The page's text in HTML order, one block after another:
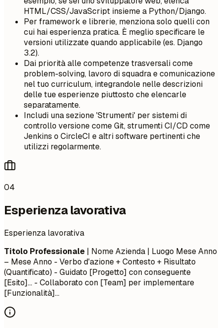
HTML/CSS/JavaScript insieme a Python/Django.
Per framework e librerie, menziona solo quelli con
cui hai esperienza pratica. È meglio specificare le
versioni utilizzate quando applicabile (es. Django
3.2).
Dai priorità alle competenze trasversali come
problem-solving, lavoro di squadra e comunicazione
nel tuo curriculum, integrandole nelle descrizioni
delle tue esperienze piuttosto che elencarle
separatamente.
Includi una sezione 'Strumenti' per sistemi di
controllo versione come Git, strumenti CI/CD come
Jenkins o CircleCI e altri software pertinenti che
utilizzi regolarmente.
04
Esperienza lavorativa
Esperienza lavorativa
Titolo Professionale | Nome Azienda | Luogo Mese Anno
– Mese Anno - Verbo d'azione + Contesto + Risultato
(Quantificato) - Guidato [Progetto] con conseguente
[Esito]... - Collaborato con [Team] per implementare
[Funzionalità]...